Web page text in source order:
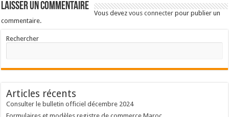
Laisser un commentaire
Vous devezvous connecter pour publier un
commentaire.
Rechercher
Articles récents
Consulter le bulletin officiel décembre 2024